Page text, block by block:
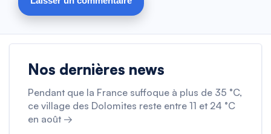
Nos dernières news
Pendant que la France suffoque à plus de 35 °C,
ce village des Dolomites reste entre 11 et 24 °C
en août →